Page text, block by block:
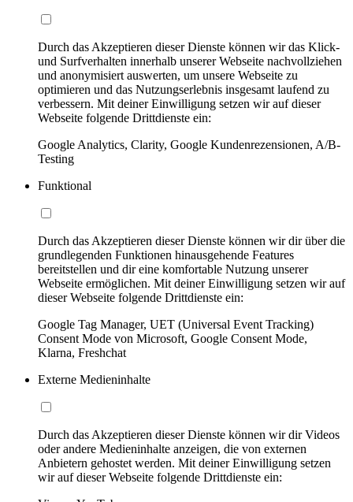
Durch das Akzeptieren dieser Dienste können wir das Klick-
und Surfverhalten innerhalb unserer Webseite nachvollziehen
und anonymisiert auswerten, um unsere Webseite zu
optimieren und das Nutzungserlebnis insgesamt laufend zu
verbessern. Mit deiner Einwilligung setzen wir auf dieser
Webseite folgende Drittdienste ein:
Google Analytics, Clarity, Google Kundenrezensionen, A/B-
Testing
Funktional
Durch das Akzeptieren dieser Dienste können wir dir über die
grundlegenden Funktionen hinausgehende Features
bereitstellen und dir eine komfortable Nutzung unserer
Webseite ermöglichen. Mit deiner Einwilligung setzen wir auf
dieser Webseite folgende Drittdienste ein:
Google Tag Manager, UET (Universal Event Tracking)
Consent Mode von Microsoft, Google Consent Mode,
Klarna, Freshchat
Externe Medieninhalte
Durch das Akzeptieren dieser Dienste können wir dir Videos
oder andere Medieninhalte anzeigen, die von externen
Anbietern gehostet werden. Mit deiner Einwilligung setzen
wir auf dieser Webseite folgende Drittdienste ein: